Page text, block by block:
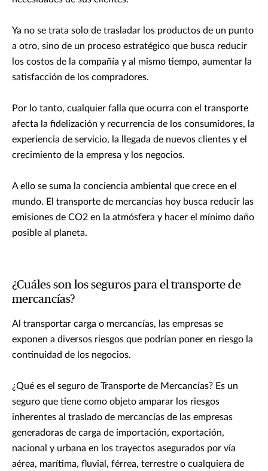
Ya no se trata solo de trasladar los productos de un punto
a otro, sino de un proceso estratégico que busca reducir
los costos de la compañía y al mismo tiempo, aumentar la
satisfacción de los compradores.
Por lo tanto, cualquier falla que ocurra con el transporte
afecta la fidelización y recurrencia de los consumidores, la
experiencia de servicio, la llegada de nuevos clientes y el
crecimiento de la empresa y los negocios.
A ello se suma la conciencia ambiental que crece en el
mundo. El transporte de mercancías hoy busca reducir las
emisiones de CO2 en la atmósfera y hacer el mínimo daño
posible al planeta.
¿Cuáles son los seguros para el transporte de
mercancías?
Al transportar carga o mercancías, las empresas se
exponen a diversos riesgos que podrían poner en riesgo la
continuidad de los negocios.
¿Qué es el seguro de Transporte de Mercancías? Es un
seguro que tiene como objeto amparar los riesgos
inherentes al traslado de mercancías de las empresas
generadoras de carga de importación, exportación,
nacional y urbana en los trayectos asegurados por vía
aérea, marítima, fluvial, férrea, terrestre o cualquiera de